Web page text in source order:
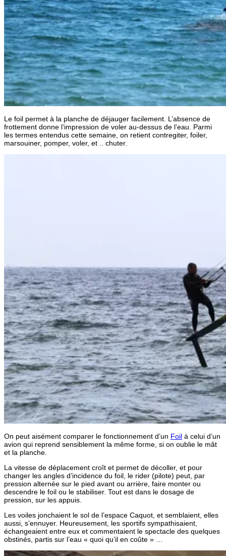
Le foil permet à la planche de déjauger facilement. L’absence de
frottement donne l’impression de voler au-dessus de l’eau. Parmi
les termes entendus cette semaine, on retient contregiter, foiler,
marsouiner, pomper, voler, et .. chuter.
On peut aisément comparer le fonctionnement d’un Foil à celui d’un
avion qui reprend sensiblement la même forme, si on oublie le mât
et la planche.
La vitesse de déplacement croît et permet de décoller, et pour
changer les angles d’incidence du foil, le rider (pilote) peut, par
pression alternée sur le pied avant ou arrière, faire monter ou
descendre le foil ou le stabiliser. Tout est dans le dosage de
pression, sur les appuis.
Les voiles jonchaient le sol de l’espace Caquot, et semblaient, elles
aussi, s’ennuyer. Heureusement, les sportifs sympathisaient,
échangeaient entre eux et commentaient le spectacle des quelques
obstinés, partis sur l’eau « quoi qu’il en coûte » …